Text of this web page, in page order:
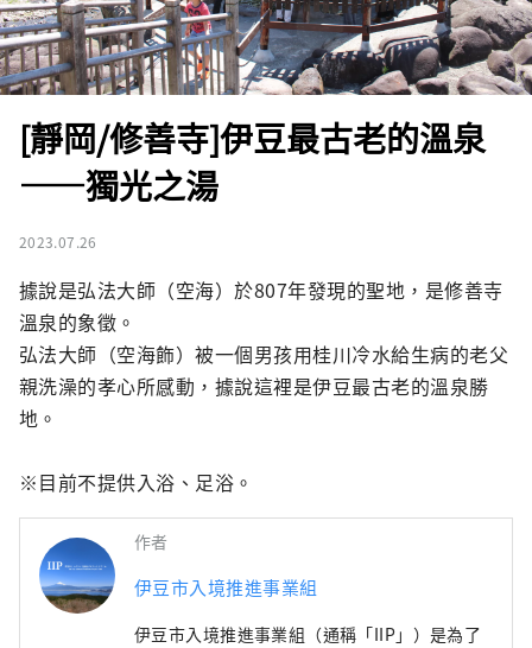
[靜岡/修善寺]伊豆最古老的溫泉
——獨光之湯
2023.07.26
據說是弘法大師（空海）於807年發現的聖地，是修善寺
溫泉的象徵。
弘法大師（空海飾）被一個男孩用桂川冷水給生病的老父
親洗澡的孝心所感動，據說這裡是伊豆最古老的溫泉勝
地。
※目前不提供入浴、足浴。
作者
伊豆市入境推進事業組
伊豆市入境推進事業組（通稱「IIP」）是為了